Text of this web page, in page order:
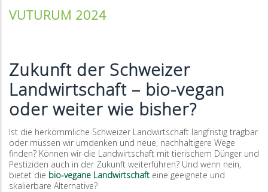
VUTURUM 2024
Zukunft der Schweizer
Landwirtschaft – bio-vegan
oder weiter wie bisher?
Ist die herkömmliche Schweizer Landwirtschaft langfristig tragbar
oder müssen wir umdenken und neue, nachhaltigere Wege
finden? Können wir die Landwirtschaft mit tierischem Dünger und
Pestiziden auch in der Zukunft weiterführen? Und wenn nein,
bietet die bio-vegane Landwirtschaft eine geeignete und
skalierbare Alternative?